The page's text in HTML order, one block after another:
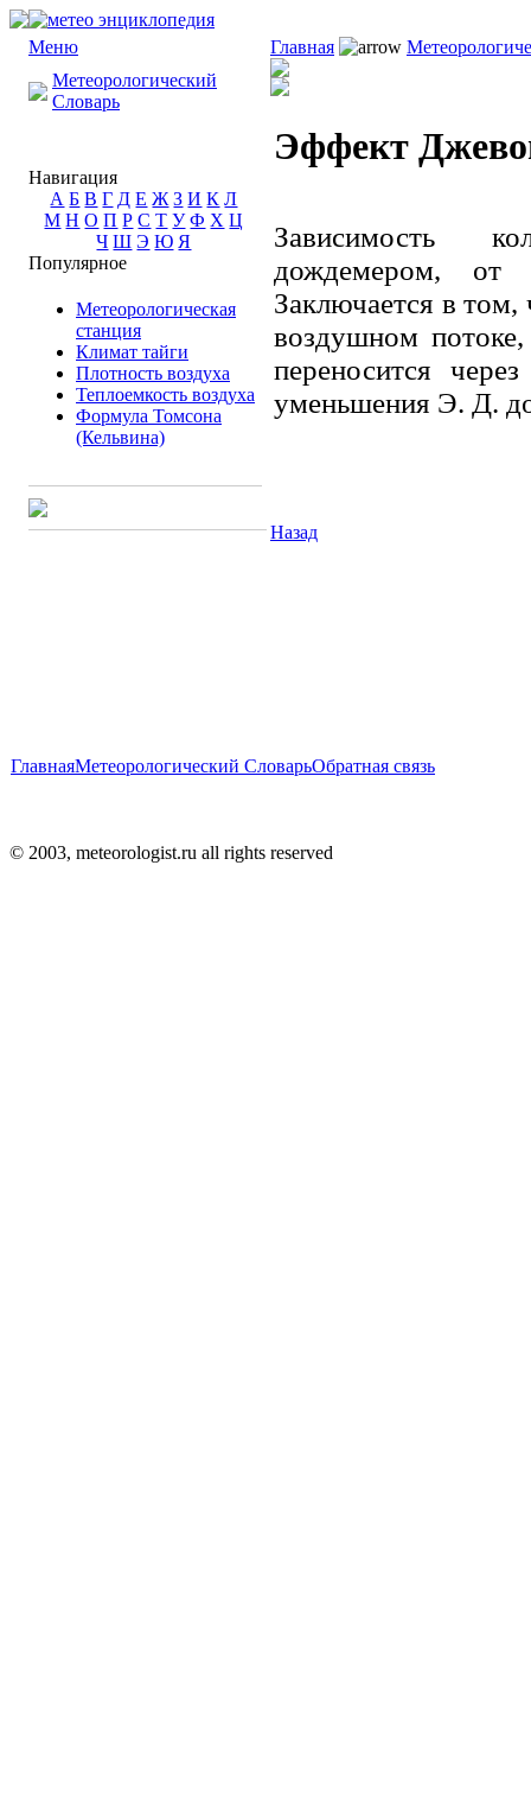
Меню
Метеорологический
Словарь
Навигация
А Б В Г Д Е Ж З И К Л
М Н О П Р С Т У Ф Х Ц
Ч Ш Э Ю Я
Популярное
Метеорологическая
станция
Климат тайги
Плотность воздуха
Теплоемкость воздуха
Формула Томсона
(Кельвина)
Главная
Эффект
Зависимость
дождемером,
Заключается в
воздушном потоке,
переносится
уменьшения Э. Д.
Назад
ГлавнаяМетеорологический СловарьОбратная связь
© 2003, meteorologist.ru all rights reserved